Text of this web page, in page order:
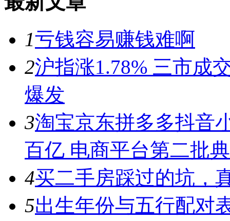
1亏钱容易赚钱难啊
2沪指涨1.78% 三市成
爆发
3淘宝京东拼多多抖音
百亿 电商平台第二批
4买二手房踩过的坑，
5出生年份与五行配对